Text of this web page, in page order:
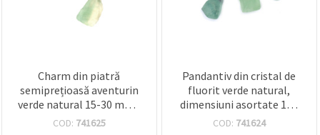
Charm din piatră
semiprețioasă aventurin
verde natural 15-30 mm -
asortat
COD: 741625
Pandantiv din cristal de
fluorit verde natural,
dimensiuni asortate 15–
30 mm, pentru coliere DIY
COD: 741624